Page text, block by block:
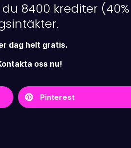
8400 krediter
dag helt gratis.
oss nu!
Pinterest